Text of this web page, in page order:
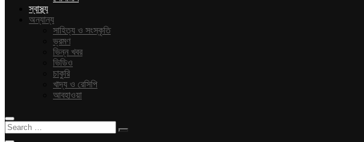
স্বাস্থ্য
অন্যান্য
সাহিত্য ও সংস্কৃতি
ভ্রমণ
ভিন্ন খবর
ভিডিও
চাকুরি
খাদ্য ও রেসিপি
আবহাওয়া
Search
…